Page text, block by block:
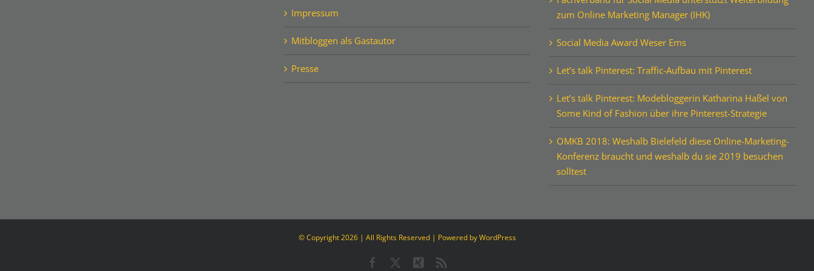
Impressum
Mitbloggen als Gastautor
Presse
zum Online Marketing Manager (IHK)
Social Media Award Weser Ems
Let’s talk Pinterest: Traffic-Aufbau mit Pinterest
Let’s talk Pinterest: Modebloggerin Katharina Haßel von
Some Kind of Fashion über ihre Pinterest-Strategie
OMKB 2018: Weshalb Bielefeld diese Online-Marketing-
Konferenz braucht und weshalb du sie 2019 besuchen
solltest
© Copyright2026 | All Rights Reserved | Powered byWordPress
Facebook
Twitter Xing